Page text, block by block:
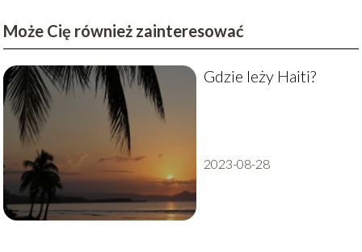
Może Cię również zainteresować
Gdzie leży Haiti?
2023-08-28